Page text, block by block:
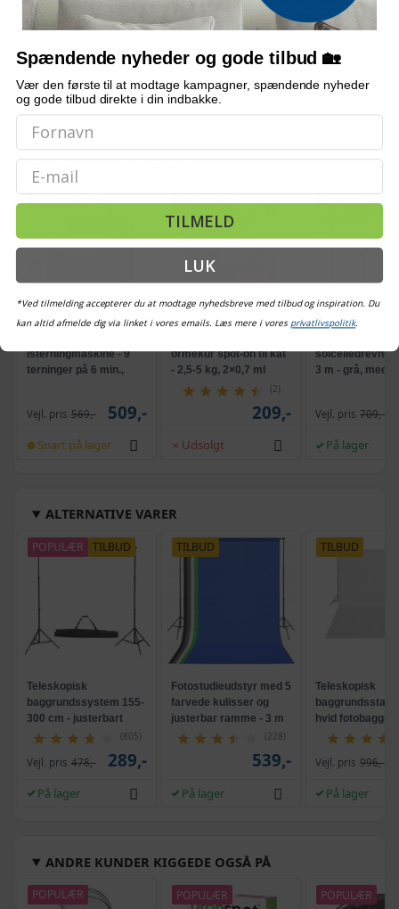
Hvilken lysfarve har lamperne?
Er sættet nemt at transportere?
Bemærk: FAQ er vejledende information. Vi tager forbehold for fejl og
mangler, og oplysningerne er ikke juridisk bindende.
OFTE KØBT SAMMEN MED
POPULÆR
isterningmaskine - 9
terninger på 6 min.,
Vejl. pris 569,- 509,-
Snart på lager
POPULÆR
ormekur spot-on til kat
- 2,5-5 kg, 2×0,7 ml
(2)
209,-
Udsolgt
POPULÆR
solcelledrevne
3 m - grå, med
Vejl. pris 709,-
På lager
ALTERNATIVE VARER
POPULÆR TILBUD
Teleskopisk
baggrundssystem 155-
300 cm - justerbart
stativ med taske
(805)
Vejl. pris 478,- 289,-
På lager
TILBUD
Fotostudieudstyr med 5
farvede kulisser og
justerbar ramme - 3 m
system
(228)
539,-
På lager
TILBUD
Teleskopisk
hvid
Vejl. pris 996,-
På lager
ANDRE KUNDER KIGGEDE OGSÅ PÅ
POPULÆR POPULÆR POPULÆR
Spændende nyheder og gode tilbud 🏡
Vær den første til at modtage kampagner, spændende nyheder
og gode tilbud direkte i din indbakke.
Email
TILMELD
LUK
*Ved tilmelding accepterer du at modtage nyhedsbreve med tilbud og inspiration. Du
kan altid afmelde dig via linket i vores emails. Læs mere i vores privatlivspolitik.